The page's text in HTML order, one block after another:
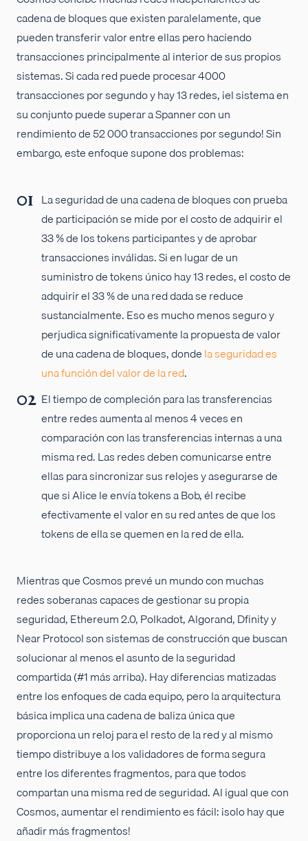
cadena de bloques que existen paralelamente, que
pueden transferir valor entre ellas pero haciendo
transacciones principalmente al interior de sus propios
sistemas. Si cada red puede procesar 4000
transacciones por segundo y hay 13 redes, ¡el sistema en
su conjunto puede superar a Spanner con un
rendimiento de 52 000 transacciones por segundo! Sin
embargo, este enfoque supone dos problemas:
La seguridad de una cadena de bloques con prueba
de participación se mide por el costo de adquirir el
33 % de los tokens participantes y de aprobar
transacciones inválidas. Si en lugar de un
suministro de tokens único hay 13 redes, el costo de
adquirir el 33 % de una red dada se reduce
sustancialmente. Eso es mucho menos seguro y
perjudica significativamente la propuesta de valor
de una cadena de bloques, dondela seguridad es
una función del valor de la red.
El tiempo de compleción para las transferencias
entre redes aumenta al menos 4 veces en
comparación con las transferencias internas a una
misma red. Las redes deben comunicarse entre
ellas para sincronizar sus relojes y asegurarse de
que si Alice le envía tokens a Bob, él recibe
efectivamente el valor en su red antes de que los
tokens de ella se quemen en la red de ella.
Mientras que Cosmos prevé un mundo con muchas
redes soberanas capaces de gestionar su propia
seguridad, Ethereum 2.0, Polkadot, Algorand, Dfinity y
Near Protocol son sistemas de construcción que buscan
solucionar al menos el asunto de la seguridad
compartida (#1 más arriba). Hay diferencias matizadas
entre los enfoques de cada equipo, pero la arquitectura
básica implica una cadena de baliza única que
proporciona un reloj para el resto de la red y al mismo
tiempo distribuye a los validadores de forma segura
entre los diferentes fragmentos, para que todos
compartan una misma red de seguridad. Al igual que con
Cosmos, aumentar el rendimiento es fácil: ¡solo hay que
añadir más fragmentos!